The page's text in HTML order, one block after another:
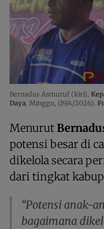
Bernadus Asmuruf (kiri),
Daya . Minggu, (19/4/2026).
Menurut
potensi besar di
dikelola secara
dari tingkat
“Potensi anak-
bagaimana